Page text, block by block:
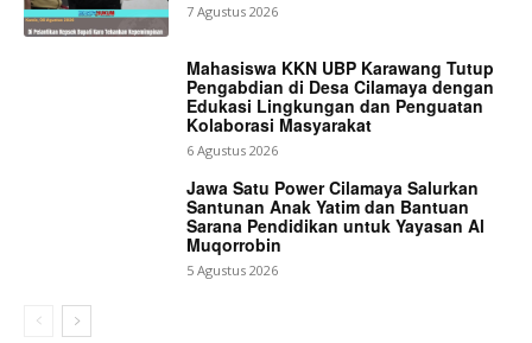
7 Agustus 2026
Mahasiswa KKN UBP Karawang Tutup
Pengabdian di Desa Cilamaya dengan
Edukasi Lingkungan dan Penguatan
Kolaborasi Masyarakat
6 Agustus 2026
Jawa Satu Power Cilamaya Salurkan
Santunan Anak Yatim dan Bantuan
Sarana Pendidikan untuk Yayasan Al
Muqorrobin
5 Agustus 2026